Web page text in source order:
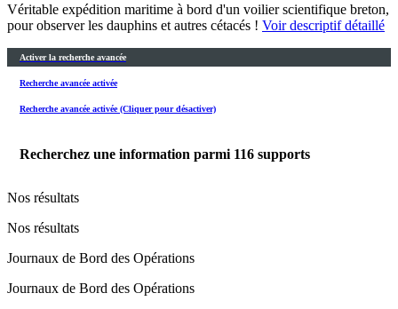
Véritable expédition maritime à bord d'un voilier scientifique breton,
pour observer les dauphins et autres cétacés ! Voir descriptif détaillé
Activer la recherche avancée
Recherche avancée activée
Recherche avancée activée (Cliquer pour désactiver)
Recherchez une information parmi 116 supports
Nos résultats
Nos résultats
Journaux de Bord des Opérations
Journaux de Bord des Opérations